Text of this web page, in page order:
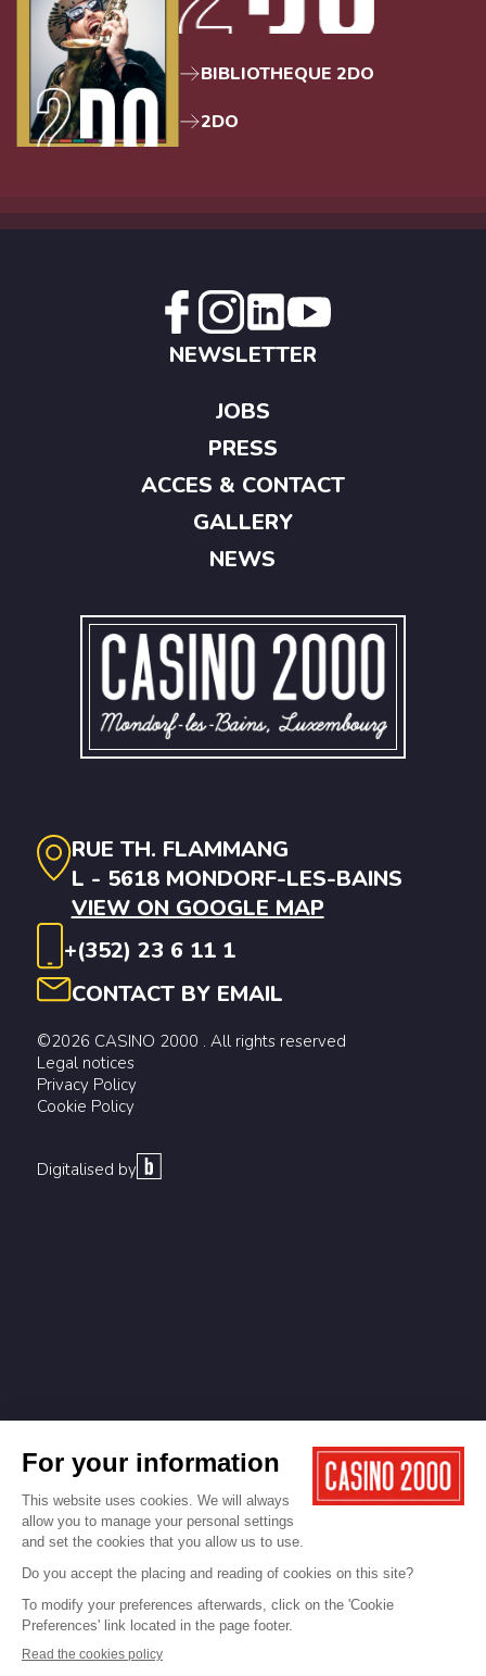
BIBLIOTHEQUE 2DO
2DO
RUE TH. FLAMMANG
L - 5618 MONDORF-LES-BAINS
VIEW ON GOOGLE MAP
+(352) 23 6 11 1
CONTACT BY EMAIL
©2026 CASINO 2000 . All rights reserved
Legal notices
Privacy Policy
Cookie Policy
Digitalised by
NEWSLETTER
JOBS
PRESS
ACCES & CONTACT
GALLERY
NEWS